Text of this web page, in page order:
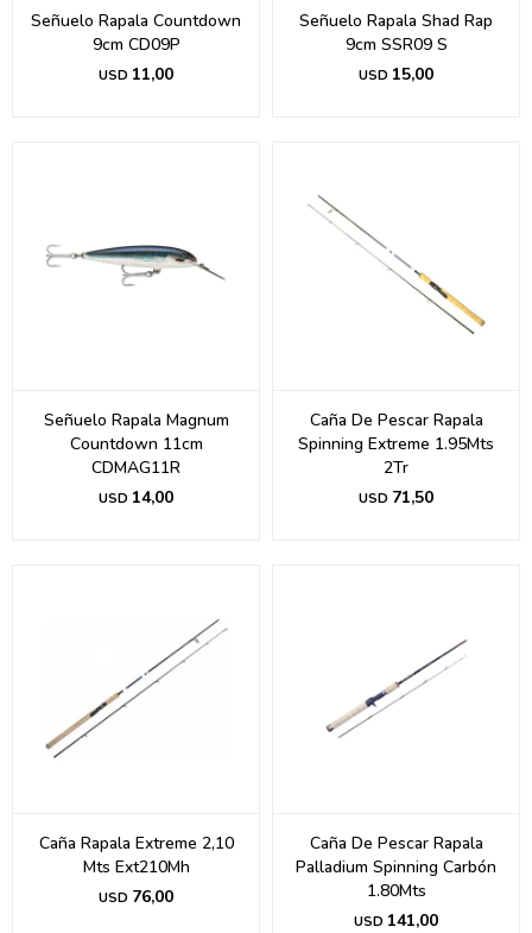
Señuelo Rapala Countdown
9cm CD09P
USD 11,00
Señuelo Rapala Shad Rap
9cm SSR09 S
USD 15,00
Señuelo Rapala Magnum
Countdown 11cm
CDMAG11R
USD 14,00
Caña De Pescar Rapala
Spinning Extreme 1.95Mts
2Tr
USD 71,50
Caña Rapala Extreme 2,10
Mts Ext210Mh
USD 76,00
Caña De Pescar Rapala
Palladium Spinning Carbón
1.80Mts
USD 141,00